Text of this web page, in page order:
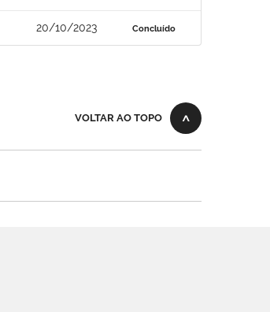
20/10/2023 Concluído
VOLTAR AO TOPO